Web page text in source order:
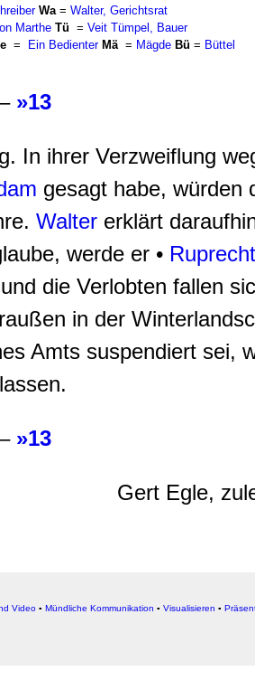
Wa= Walter, Gerichtsrat
Marthe Tü = Veit Tümpel, Bauer
= Ein Bedienter Mä = Mägde Bü = Büttel
»13
In ihrer Verzweiflung
gesagt habe, würden
Walter erklärt
werde er • Ruprecht
die Verlobten fallen
in der
Amts suspendiert sei,
»13
Gert Egle,
Video ▪ Mündliche Kommunikation ▪ Visualisieren ▪